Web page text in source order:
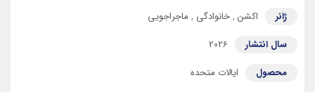
ژانر
اکشن ,خانوادگی , ماجراجویی
سال انتشار
2026
محصول
ایالات متحده